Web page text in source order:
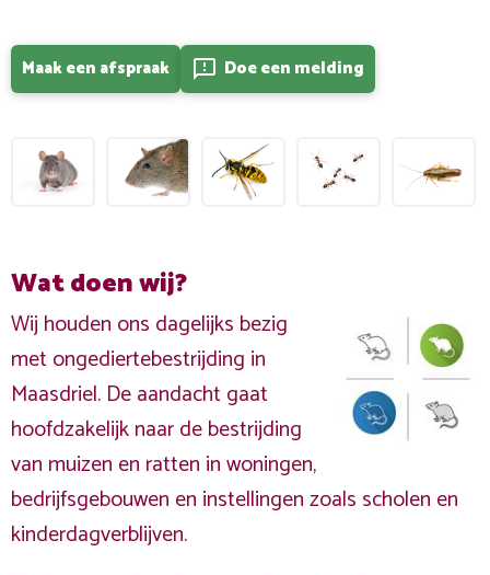
Maak een afspraak feedback Doe een melding
Wat doen wij?
Wij houden ons dagelijks bezig
met ongediertebestrijding in
Maasdriel. De aandacht gaat
hoofdzakelijk naar de bestrijding
van muizen en ratten in woningen,
bedrijfsgebouwen en instellingen zoals scholen en
kinderdagverblijven.